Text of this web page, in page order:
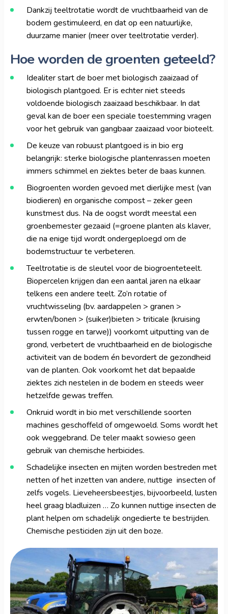
Dankzij teeltrotatie wordt de vruchtbaarheid van de
bodem gestimuleerd, en dat op een natuurlijke,
duurzame manier (meer over teeltrotatie verder).
Hoe worden de groenten geteeld?
Idealiter start de boer metbiologisch zaaizaad of
biologisch plantgoed. Er is echter niet steeds
voldoende biologisch zaaizaad beschikbaar. In dat
geval kan de boer een speciale toestemming vragen
voor het gebruik van gangbaar zaaizaad voor bioteelt.
De keuze van robuust plantgoed is in bio erg
belangrijk: sterke biologische plantenrassen moeten
immers schimmel en ziektes beter de baas kunnen.
Biogroenten worden gevoed met dierlijke mest (van
biodieren) en organische compost – zeker geen
kunstmest dus. Na de oogst wordt meestal een
groenbemester gezaaid (=groene planten als klaver,
die na enige tijd wordt ondergeploegd om de
bodemstructuur te verbeteren.
Teeltrotatie is de sleutel voor de biogroenteteelt.
Biopercelen krijgen dan een aantal jaren na elkaar
telkens een andere teelt. Zo’n rotatie of
vruchtwisseling (bv. aardappelen > granen >
erwten/bonen > (suiker)bieten > triticale (kruising
tussen rogge en tarwe)) voorkomt uitputting van de
grond, verbetert de vruchtbaarheid en de biologische
activiteit van de bodem én bevordert de gezondheid
van de planten. Ook voorkomt het dat bepaalde
ziektes zich nestelen in de bodem en steeds weer
hetzelfde gewas treffen.
Onkruid wordt in bio met verschillende soorten
machines geschoffeld of omgewoeld. Soms wordt het
ook weggebrand. De teler maakt sowieso geen
gebruik van chemische herbicides.
Schadelijke insecten en mijten worden bestreden met
netten of het inzetten van andere, nuttige insecten of
zelfs vogels. Lieveheersbeestjes, bijvoorbeeld, lusten
heel graag bladluizen … Zo kunnen nuttige insecten de
plant helpen om schadelijk ongedierte te bestrijden.
Chemische pesticiden zijn uit den boze.